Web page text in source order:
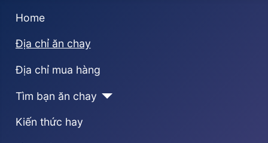
Home
Địa chỉ ăn chay
Địa chỉ mua hàng
Tìm bạn ăn chay
Kiến thức hay